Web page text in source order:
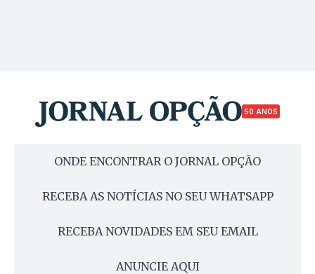
50 ANOS
ONDE ENCONTRAR O JORNAL OPÇÃO
RECEBA AS NOTÍCIAS NO SEU WHATSAPP
RECEBA NOVIDADES EM SEU EMAIL
ANUNCIE AQUI